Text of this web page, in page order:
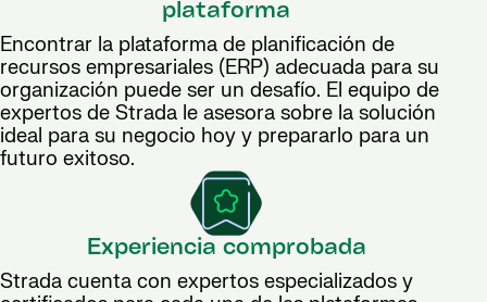
plataforma
Encontrar la plataforma de planificación de
recursos empresariales (ERP) adecuada para su
organización puede ser un desafío. El equipo de
expertos de Strada le asesora sobre la solución
ideal para su negocio hoy y prepararlo para un
futuro exitoso.
Experiencia comprobada
Strada cuenta con expertos especializados y